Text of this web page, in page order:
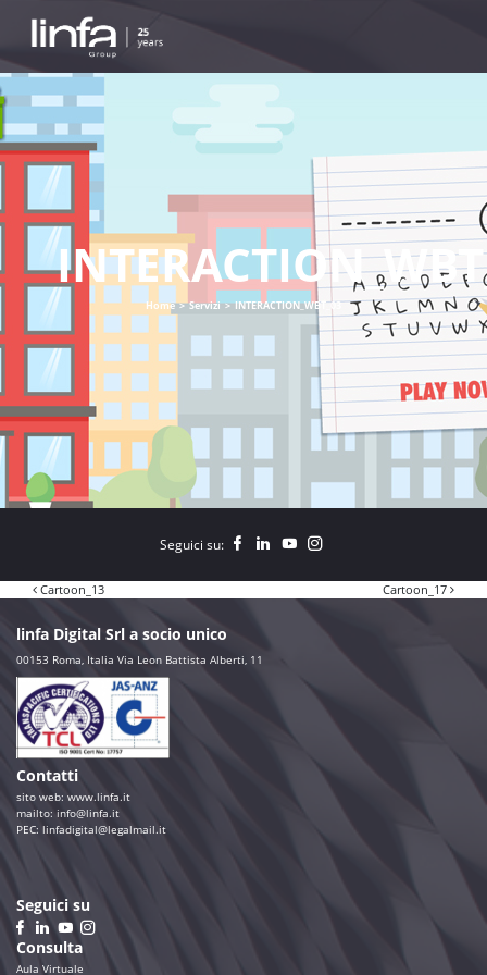
Home > Servizi > INTERACTION_WBT_03
Seguici su:
Navigazione articoli
Cartoon_13 Cartoon_17
linfa Digital Srl a socio unico
00153 Roma, Italia Via Leon Battista Alberti, 11
Contatti
sito web: www.linfa.it
mailto: info@linfa.it
PEC: linfadigital@legalmail.it
Seguici su
Consulta
Aula Virtuale